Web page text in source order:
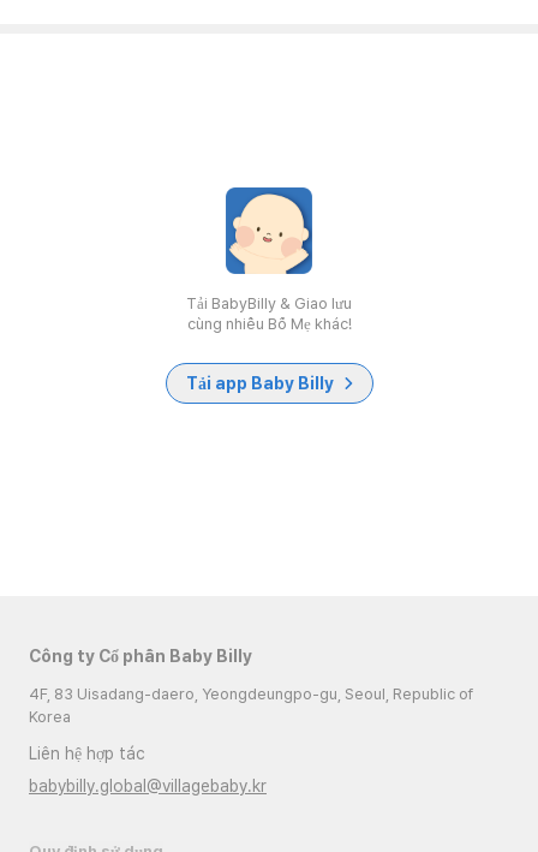
Tải BabyBilly & Giao lưu
cùng nhiều Bố Mẹ khác!
Tải app Baby Billy
Công ty Cổ phần Baby Billy
4F, 83 Uisadang-daero, Yeongdeungpo-gu, Seoul, Republic of
Korea
Liên hệ hợp tác
babybilly.global@villagebaby.kr